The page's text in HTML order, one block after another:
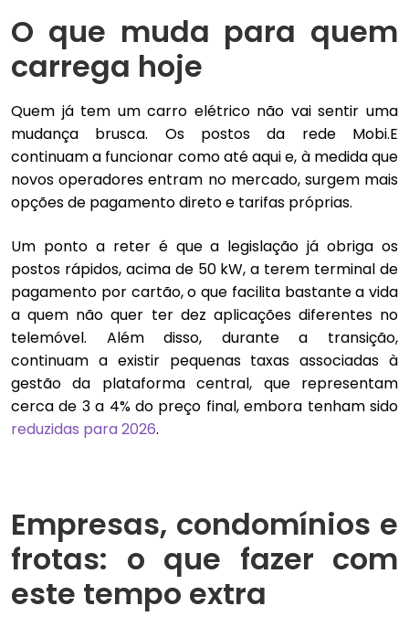
O que muda para quem
carrega hoje
Quem já tem um carro elétrico não vai sentir uma
mudança brusca. Os postos da rede Mobi.E
continuam a funcionar como até aqui e, à medida que
novos operadores entram no mercado, surgem mais
opções de pagamento direto e tarifas próprias.
Um ponto a reter é que a legislação já obriga os
postos rápidos, acima de 50 kW, a terem terminal de
pagamento por cartão, o que facilita bastante a vida
a quem não quer ter dez aplicações diferentes no
telemóvel. Além disso, durante a transição,
continuam a existir pequenas taxas associadas à
gestão da plataforma central, que representam
cerca de 3 a 4% do preço final, embora tenham sido
reduzidas para 2026.
Empresas, condomínios e
frotas: o que fazer com
este tempo extra